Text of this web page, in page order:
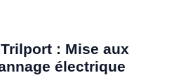
: Mise aux
électrique